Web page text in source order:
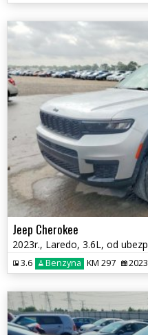
Jeep Cherokee
3.6 Benzyna KM 297 2023